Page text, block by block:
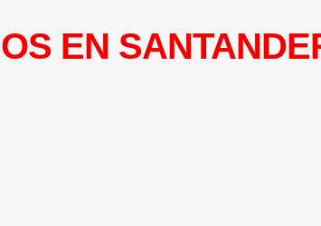
EN